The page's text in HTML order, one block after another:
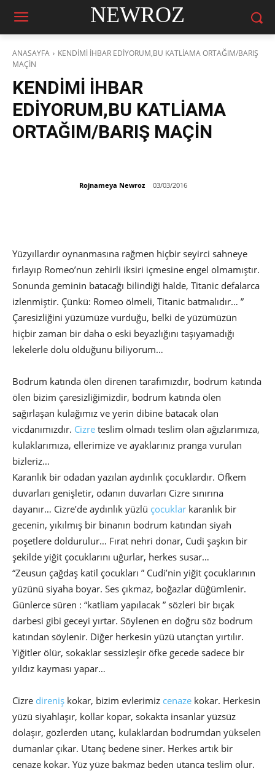
NEWROZ
ANASAYFA
KENDİMİ İHBAR EDİYORUM,BU KATLİAMA ORTAĞIM/BARIŞ
MAÇİN
KENDİMİ İHBAR
EDİYORUM,BU KATLİAMA
ORTAĞIM/BARIŞ MAÇİN
Rojnameya Newroz 03/03/2016
Yüzyıllardır oynanmasına rağmen hiçbir seyirci sahneye
fırlayıp Romeo’nun zehirli iksiri içmesine engel olmamıştır.
Sonunda geminin batacağı bilindiği halde, Titanic defalarca
izlenmiştir. Çünkü: Romeo ölmeli, Titanic batmalıdır… ”
Çaresizliğini yüzümüze vurduğu, belki de yüzümüzün
hiçbir zaman bir daha o eski beyazlığını taşıyamadığı
lekelerle dolu olduğunu biliyorum…
Bodrum katında ölen direnen tarafımızdır, bodrum katında
ölen bizim çaresizliğimizdir, bodrum katında ölen
sağırlaşan kulağımız ve yerin dibine batacak olan
vicdanımızdır. Cizre teslim olmadı teslim olan ağızlarımıza,
kulaklarımıza, ellerimize ve ayaklarınız pranga vurulan
bizleriz…
Karanlık bir odadan yazılan aydınlık çocuklardır. Öfkem
duvarları genişletir, odanın duvarları Cizre sınırına
dayanır… Cizre’de aydınlık yüzlü çocuklar karanlık bir
gecenin, yıkılmış bir binanın bodrum katından siyah
poşetlere doldurulur… Fırat nehri donar, Cudi şaşkın bir
şekilde yiğit çocuklarını uğurlar, herkes susar…
“Zeusun çağdaş katil çocukları ” Cudi’nin yiğit çocuklarının
yüzünü siyaha boyar. Ses çıkmaz, boğazlar düğümlenir.
Günlerce süren : “katliam yapılacak ” sözleri bir bıçak
darbesi gibi geceyi yırtar. Söylenen en doğru söz bodrum
katından söylenir. Diğer herkesin yüzü utançtan yırtılır.
Yiğitler ölür, sokaklar sessizleşir öfke gecede sadece bir
yıldız kayması yapar…
Cizre direniş kokar, bizim evlerimiz cenaze kokar. Herkesin
yüzü siyahlaşır, kollar kopar, sokakta insanlar yüzsüz
dolaşır, gözlerden utanç, kulaklardan bodrumdan yükselen
dumanlar çıkar. Utanç bedene siner. Herkes artık bir
cenaze kokar. Yüz yüze bakmaz beden utanca teslim olur.